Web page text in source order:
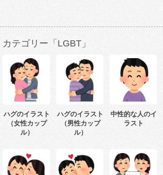
カテゴリー「LGBT」
ハグのイラスト
（女性カップ
ル）
ハグのイラスト
（男性カップ
ル）
中性的な人のイ
ラスト